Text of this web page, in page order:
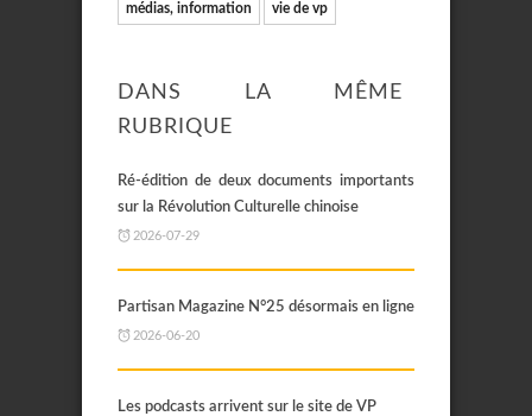
médias, information vie de vp
DANS LA MÊME
RUBRIQUE
Ré-édition de deux documents importants
sur la Révolution Culturelle chinoise
2026-07-29
Partisan Magazine N°25 désormais en ligne
2026-06-20
Les podcasts arrivent sur le site de VP